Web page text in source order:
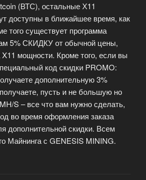
(ВТС), остальные Х11
доступны в ближайшее время, как
того существует программа
5% СКИДКУ от обычной цены,
мощности. Кроме того, если вы
код скидки PROMO:
дополнительную 3%
пусть и не большую но
S – все что вам нужно сделать,
во время оформления заказа
дополнительной скидки. Всем
Майнинга с GENESIS MINING.